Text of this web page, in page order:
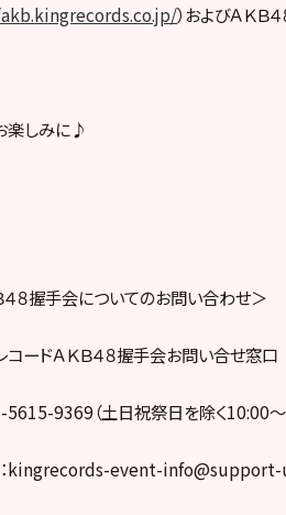
）およびＡＫＢ
楽しみに♪
４８握手会についてのお問い合わせ＞
コードＡＫＢ４８握手会お問い合せ窓口
5615-9369（土日祝祭日を除く10:00〜
kingrecords-event-info@support-